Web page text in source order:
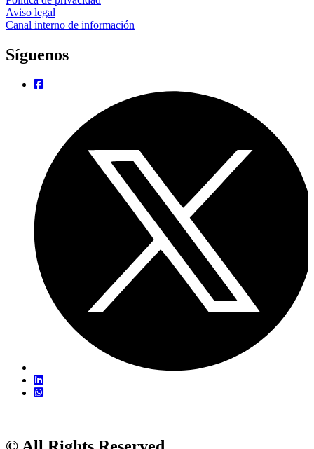
Aviso legal
Canal interno de información
Síguenos